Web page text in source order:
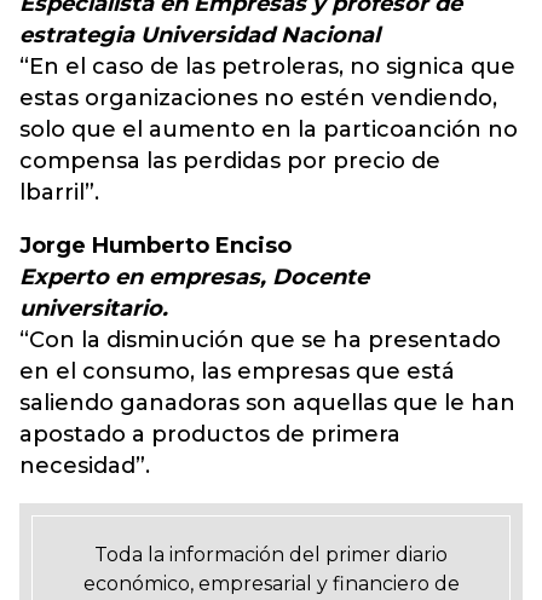
estrategia Universidad Nacional
“En el caso de las petroleras, no signica que
estas organizaciones no estén vendiendo,
solo que el aumento en la particoanción no
compensa las perdidas por precio de
lbarril”.
Jorge Humberto Enciso
Experto en empresas, Docente
universitario.
“Con la disminución que se ha presentado
en el consumo, las empresas que está
saliendo ganadoras son aquellas que le han
apostado a productos de primera
necesidad”.
Toda la información del primer diario
económico, empresarial y financiero de